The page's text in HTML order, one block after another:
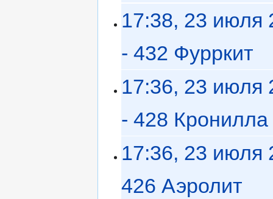
17:38, 23 июля
- 432 Фурркит
17:36, 23 июля
- 428 Кронилла
17:36, 23 июля
426 Аэролит